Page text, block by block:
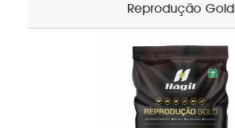
Reprodução Gold